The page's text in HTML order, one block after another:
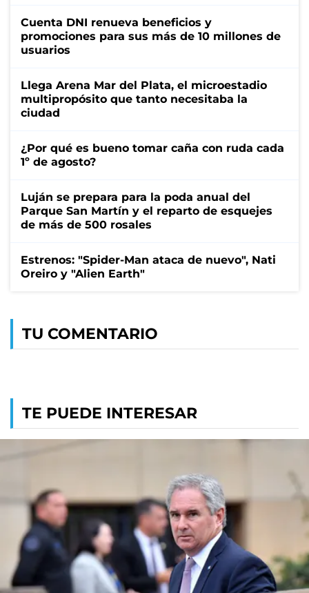
Cuenta DNI renueva beneficios y
promociones para sus más de 10 millones de
usuarios
Llega Arena Mar del Plata, el microestadio
multipropósito que tanto necesitaba la
ciudad
¿Por qué es bueno tomar caña con ruda cada
1º de agosto?
Luján se prepara para la poda anual del
Parque San Martín y el reparto de esquejes
de más de 500 rosales
Estrenos: "Spider-Man ataca de nuevo", Nati
Oreiro y "Alien Earth"
TU COMENTARIO
TE PUEDE INTERESAR